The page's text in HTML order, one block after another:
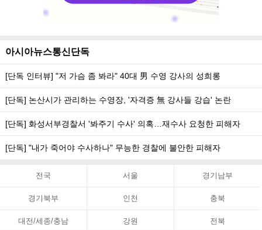
아시아뉴스통신단독
[단독 인터뷰] "저 가슴 좀 봐라" 40대 男 수영 강사의 성희롱
[단독] 논산시가 관리하는 수영장, '자격증 無 강사들 강습' 논란
[단독] 화성서부경찰서 '봐주기 수사' 의혹…재수사 요청한 피해자
[단독] "내가 죽어야 수사하나" 무능한 경찰에 불안한 피해자
전국 서울 경기남부
경기북부 인천 충북
대전/세종/충남 강원 전북